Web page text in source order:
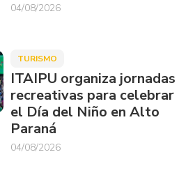
04/08/2026
TURISMO
ITAIPU organiza jornadas
recreativas para celebrar
el Día del Niño en Alto
Paraná
04/08/2026